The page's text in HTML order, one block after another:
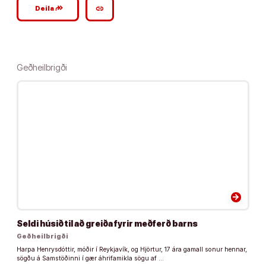
Deilagoogle_plus_reshare link
Geðheilbrigði
arrow_forward
Seldi húsið til að greiða fyrir meðferð barns
Geðheilbrigði
Harpa Henrysdóttir, móðir í Reykjavík, og Hjörtur, 17 ára gamall sonur hennar,
sögðu á Samstöðinni í gær áhrifamikla sögu af …